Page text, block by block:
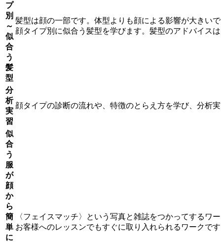
プ
別
～
似
合
う
髪
型
髪型は顔の一部です。体型よりも顔による影響が大きい
顔タイプ別に似合う髪型を学びます。髪型のアドバイス
分
析
実
習
顔タイプの診断の流れや、特徴のとらえ方を学び、分析
似
合
う
服
が
顔
か
ら
簡
単
に
〈フェイスマッチ〉
という写真と雑誌をつかってするワ
お客様へのレッスンでもすぐに取り入れられるワークで